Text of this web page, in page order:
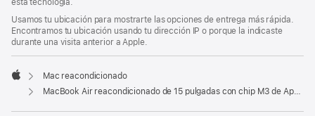
Usamos tu ubicación para mostrarte las opciones de entrega más rápida.
Encontramos tu ubicación usando tu dirección IP o porque la indicaste
durante una visita anterior a Apple.
Apple
Mac reacondicionado
MacBook Air reacondicionado de 15 pulgadas con chip M3 de Apple, CPU de 8 núcleos y GPU de 10 núcleos - Blanco estrella